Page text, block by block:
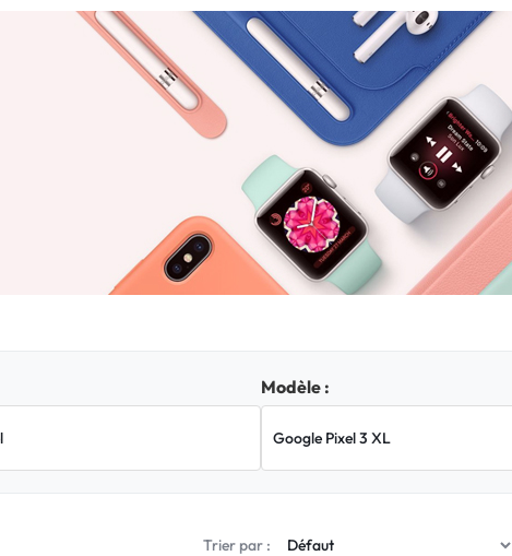
Modèle :
Trier par :